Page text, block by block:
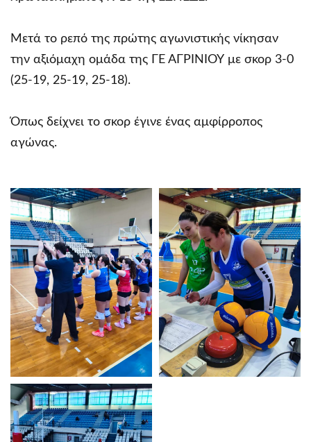
Μετά το ρεπό της πρώτης αγωνιστικής νίκησαν
την αξιόμαχη ομάδα της ΓΕ ΑΓΡΙΝΙΟΥ με σκορ 3-0
(25-19, 25-19, 25-18).
Όπως δείχνει το σκορ έγινε ένας αμφίρροπος
αγώνας.